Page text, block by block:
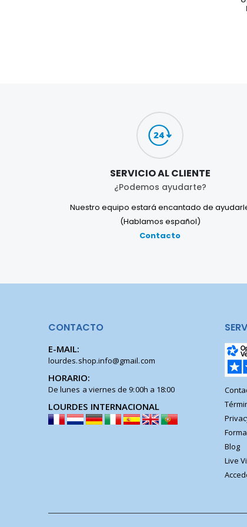
SERVICIO AL CLIENTE
¿Podemos ayudarte?
Nuestro equipo estará encantado de
(Hablamos español)
Contacto
CONTACTO
E-MAIL:
lourdes.shop.info@gmail.com
HORARIO:
De lunes a viernes de 9:00h a 18:00
LOURDES INTERNACIONAL
Blog
Live